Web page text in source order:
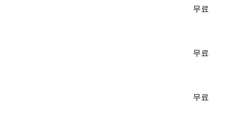
무료
무료
무료